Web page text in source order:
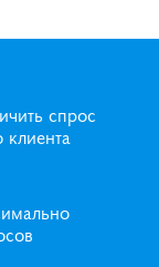
спрос
клиента